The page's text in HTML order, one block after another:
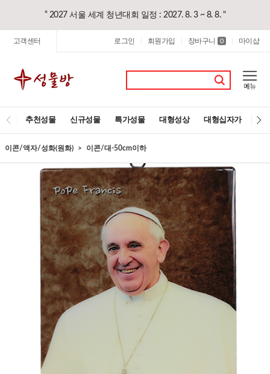
“ 2027 서울 세계 청년대회 일정 : 2027. 8. 3 ~ 8. 8. "
고객센터 로그인 회원가입 장바구니 0 마이샵
추천성물 신규성물 특가성물 대형성상 대형십자가 레
이콘/액자/성화(원화) 이콘/대-50cm이하